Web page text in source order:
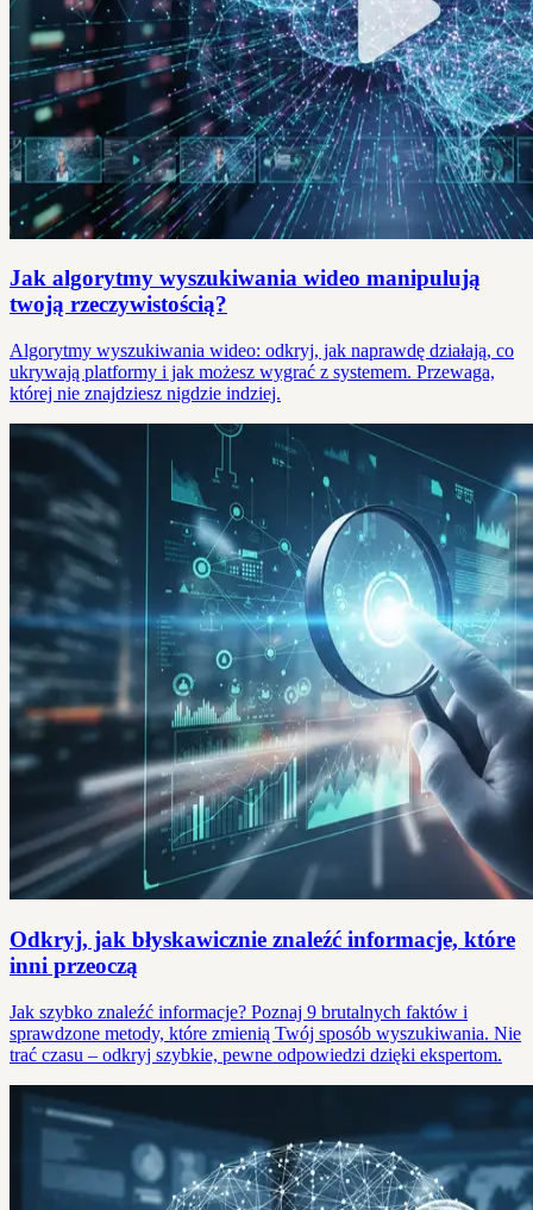
Jak algorytmy wyszukiwania wideo manipulują
twoją rzeczywistością?
Algorytmy wyszukiwania wideo: odkryj, jak naprawdę działają, co
ukrywają platformy i jak możesz wygrać z systemem. Przewaga,
której nie znajdziesz nigdzie indziej.
Odkryj, jak błyskawicznie znaleźć informacje, które
inni przeoczą
Jak szybko znaleźć informacje? Poznaj 9 brutalnych faktów i
sprawdzone metody, które zmienią Twój sposób wyszukiwania. Nie
trać czasu – odkryj szybkie, pewne odpowiedzi dzięki ekspertom.